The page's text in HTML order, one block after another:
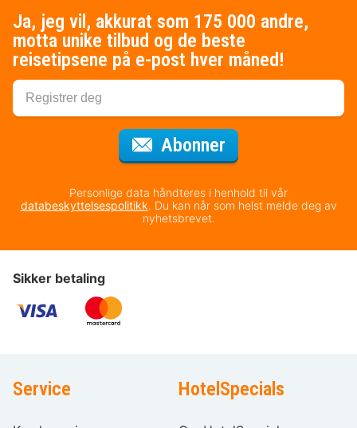
Ja, jeg vil, akkurat som 175 000 andre,
motta unike tilbud og de beste
reisetipsene på e-post hver måned!
Abonner
Personlige data håndteres i henhold til vår
databeskyttelsespolitikk. Du kan når som helst melde deg av
nyhetsbrevet.
Sikker betaling
Service HotelSpecials